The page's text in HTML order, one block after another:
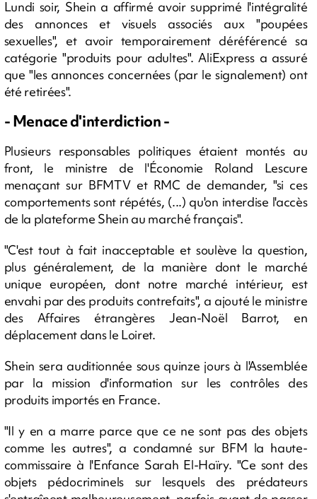
Lundi soir, Shein a affirmé avoir supprimé l'intégralité
des annonces et visuels associés aux "poupées
sexuelles", et avoir temporairement déréférencé sa
catégorie "produits pour adultes". AliExpress a assuré
que "les annonces concernées (par le signalement) ont
été retirées".
- Menace d'interdiction -
Plusieurs responsables politiques étaient montés au
front, le ministre de l'Économie Roland Lescure
menaçant sur BFMTV et RMC de demander, "si ces
comportements sont répétés, (...) qu'on interdise l'accès
de la plateforme Shein au marché français".
"C'est tout à fait inacceptable et soulève la question,
plus généralement, de la manière dont le marché
unique européen, dont notre marché intérieur, est
envahi par des produits contrefaits", a ajouté le ministre
des Affaires étrangères Jean-Noël Barrot, en
déplacement dans le Loiret.
Shein sera auditionnée sous quinze jours à l'Assemblée
par la mission d'information sur les contrôles des
produits importés en France.
"Il y en a marre parce que ce ne sont pas des objets
comme les autres", a condamné sur BFM la haute-
commissaire à l'Enfance Sarah El-Haïry. "Ce sont des
objets pédocriminels sur lesquels des prédateurs